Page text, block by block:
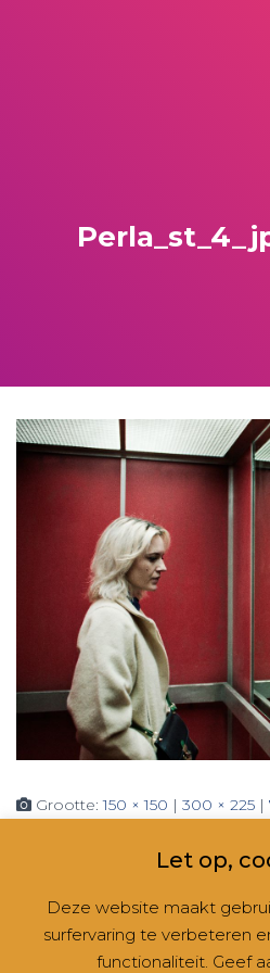
Grootte:150 × 150 | 300 × 225 |
CONTACT
Let op,
Deze website maakt
surfervaring te verbeteren
functionaliteit. Geef